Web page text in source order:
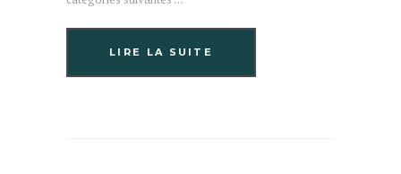
LIRE LA SUITE